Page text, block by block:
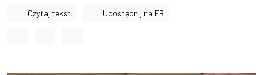
Czytaj tekst Udostępnij na FB